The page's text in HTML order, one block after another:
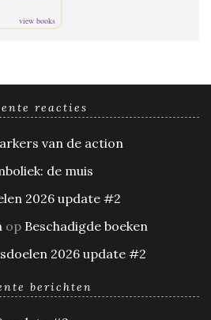
view books
reacties
van de action
de muis
2026 update #2
op Beschadigde boeken
2026 update #2
berichten